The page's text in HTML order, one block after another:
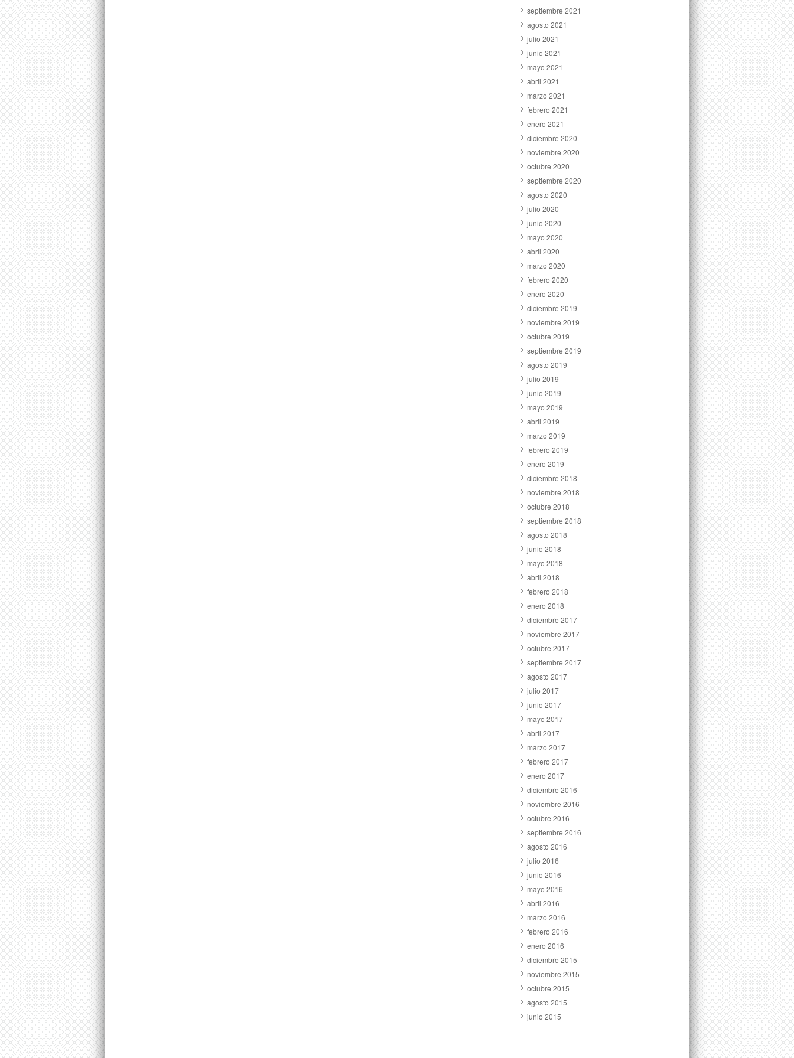
septiembre 2021
agosto 2021
julio 2021
junio 2021
mayo 2021
abril 2021
marzo 2021
febrero 2021
enero 2021
diciembre 2020
noviembre 2020
octubre 2020
septiembre 2020
agosto 2020
julio 2020
junio 2020
mayo 2020
abril 2020
marzo 2020
febrero 2020
enero 2020
diciembre 2019
noviembre 2019
octubre 2019
septiembre 2019
agosto 2019
julio 2019
junio 2019
mayo 2019
abril 2019
marzo 2019
febrero 2019
enero 2019
diciembre 2018
noviembre 2018
octubre 2018
septiembre 2018
agosto 2018
junio 2018
mayo 2018
abril 2018
febrero 2018
enero 2018
diciembre 2017
noviembre 2017
octubre 2017
septiembre 2017
agosto 2017
julio 2017
junio 2017
mayo 2017
abril 2017
marzo 2017
febrero 2017
enero 2017
diciembre 2016
noviembre 2016
octubre 2016
septiembre 2016
agosto 2016
julio 2016
junio 2016
mayo 2016
abril 2016
marzo 2016
febrero 2016
enero 2016
diciembre 2015
noviembre 2015
octubre 2015
agosto 2015
junio 2015